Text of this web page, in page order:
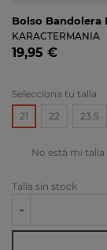
KARACTERMANIA
19,95 €
Selecciona tu talla
21
22 23.5
No está mi talla
Talla sin stock
-